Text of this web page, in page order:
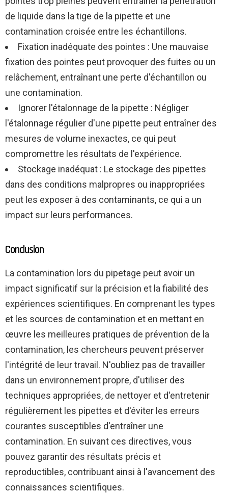
de liquide dans la tige de la pipette et une
contamination croisée entre les échantillons.
Fixation inadéquate des pointes : Une mauvaise
fixation des pointes peut provoquer des fuites ou un
relâchement, entraînant une perte d'échantillon ou
une contamination.
Ignorer l'étalonnage de la pipette : Négliger
l'étalonnage régulier d'une pipette peut entraîner des
mesures de volume inexactes, ce qui peut
compromettre les résultats de l'expérience.
Stockage inadéquat : Le stockage des pipettes
dans des conditions malpropres ou inappropriées
peut les exposer à des contaminants, ce qui a un
impact sur leurs performances.
Conclusion
La contamination lors du pipetage peut avoir un
impact significatif sur la précision et la fiabilité des
expériences scientifiques. En comprenant les types
et les sources de contamination et en mettant en
œuvre les meilleures pratiques de prévention de la
contamination, les chercheurs peuvent préserver
l'intégrité de leur travail. N'oubliez pas de travailler
dans un environnement propre, d'utiliser des
techniques appropriées, de nettoyer et d'entretenir
régulièrement les pipettes et d'éviter les erreurs
courantes susceptibles d'entraîner une
contamination. En suivant ces directives, vous
pouvez garantir des résultats précis et
reproductibles, contribuant ainsi à l'avancement des
connaissances scientifiques.